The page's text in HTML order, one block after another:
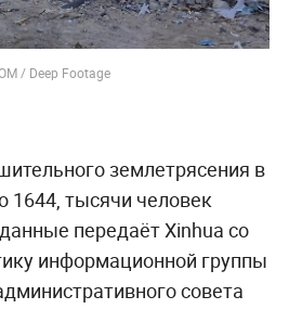
/ Deep Footage
землетрясения в
тысячи человек
передаёт Xinhua со
информационной группы
совета